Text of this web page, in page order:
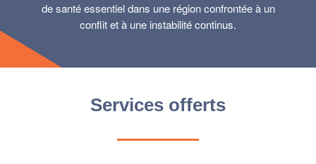
de santé essentiel dans une région confrontée à un
conflit et à une instabilité continus.
Services offerts